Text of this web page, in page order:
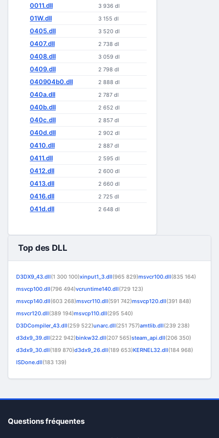
0011.dll 3 936 dl
01W.dll 3 155 dl
0405.dll 3 520 dl
0407.dll 2 738 dl
0408.dll 3 059 dl
0409.dll 2 798 dl
040904b0.dll 2 888 dl
040a.dll 2 787 dl
040b.dll 2 652 dl
040c.dll 2 857 dl
040d.dll 2 902 dl
0410.dll 2 887 dl
0411.dll 2 595 dl
0412.dll 2 600 dl
0413.dll 2 660 dl
0416.dll 2 725 dl
041d.dll 2 648 dl
Top des DLL
D3DX9_43.dll(1 300 100)xinput1_3.dll(965 829)msvcr100.dll(835 164)
msvcp100.dll(796 494)vcruntime140.dll(729 123)
msvcp140.dll(603 268)msvcr110.dll(591 742)msvcp120.dll(391 848)
msvcr120.dll(389 194)msvcp110.dll(295 540)
D3DCompiler_43.dll(259 522)unarc.dll(251 757)amtlib.dll(239 238)
d3dx9_39.dll(222 942)binkw32.dll(207 565)steam_api.dll(206 350)
d3dx9_30.dll(189 870)d3dx9_26.dll(189 653)KERNEL32.dll(184 968)
ISDone.dll(183 139)
Questions fréquentes